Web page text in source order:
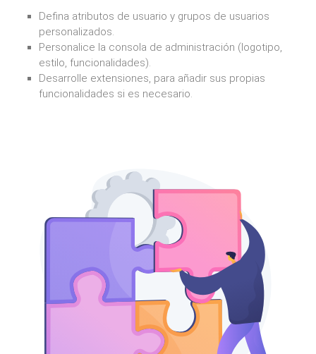
Defina atributos de usuario y grupos de usuarios
personalizados.
Personalice la consola de administración (logotipo,
estilo, funcionalidades).
Desarrolle extensiones, para añadir sus propias
funcionalidades si es necesario.